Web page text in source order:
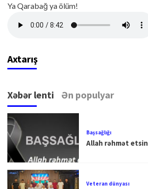
Ya Qarabağ ya ölüm!
Axtarış
Xəbər lenti Ən populyar
Başsağlığı
Allah rəhmət etsin
Veteran dünyası